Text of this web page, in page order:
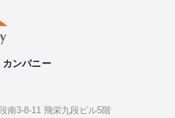
ンパニー
南3-8-11 飛栄九段ビル5階